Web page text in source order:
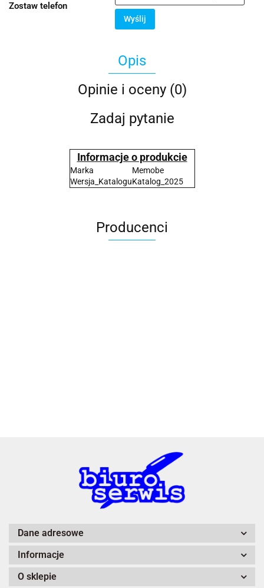
Zostaw telefon
Wyślij
Opis
Opinie i oceny (0)
Zadaj pytanie
Informacje o produkcie
Marka
Memobe
Wersja_KataloguKatalog_2025
Producenci
A4 Tech
Dane adresowe
Informacje
O sklepie